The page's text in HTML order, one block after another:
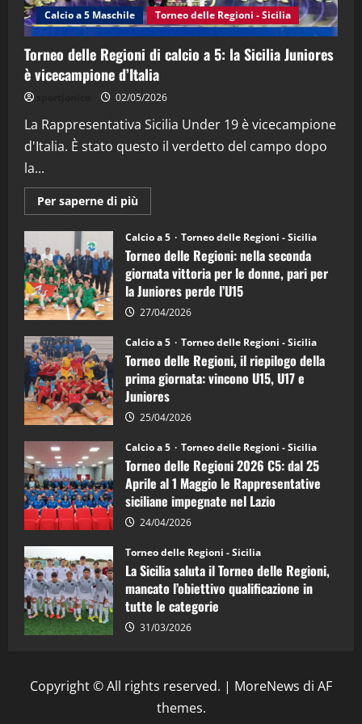
4
(Martedi 14 Aprile 2026)
15/04/2026
"SportEmpire" in Podcast
“SportEmpire” in Podcast: 26^ Puntata
08/04/2026
Calcio a 5 Maschile Torneo delle Regioni - Sicilia
Torneo delle Regioni di calcio a 5: la Sicilia Juniores
è vicecampione d’Italia
02/05/2026
La Rappresentativa Sicilia Under 19 è vicecampione
d'Italia. È stato questo il verdetto del campo dopo
la...
Per saperne di più
informazioni
Torneo
delle
Regioni
di
calcio
a
5:
la
Juniores
è
vicecampione
d’Italia
Calcio a 5 Torneo delle Regioni - Sicilia
Torneo delle Regioni: nella seconda
giornata vittoria per le donne, pari per
la Juniores perde l’U15
27/04/2026
Calcio a 5 Torneo delle Regioni - Sicilia
Torneo delle Regioni, il riepilogo della
prima giornata: vincono U15, U17 e
Juniores
25/04/2026
Calcio a 5 Torneo delle Regioni - Sicilia
Torneo delle Regioni 2026 C5: dal 25
Aprile al 1 Maggio le Rappresentative
siciliane impegnate nel Lazio
24/04/2026
Torneo delle Regioni - Sicilia
La Sicilia saluta il Torneo delle Regioni,
mancato l’obiettivo qualificazione in
tutte le categorie
31/03/2026
Copyright © All rights reserved. | MoreNews di AF
themes.